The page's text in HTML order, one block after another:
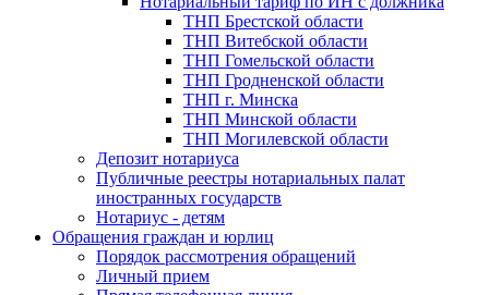
ТНП Брестской области
ТНП Витебской области
ТНП Гомельской области
ТНП Гродненской области
ТНП г. Минска
ТНП Минской области
ТНП Могилевской области
Депозит нотариуса
Публичные реестры нотариальных палат
иностранных государств
Нотариус - детям
Обращения граждан и юрлиц
Порядок рассмотрения обращений
Личный прием